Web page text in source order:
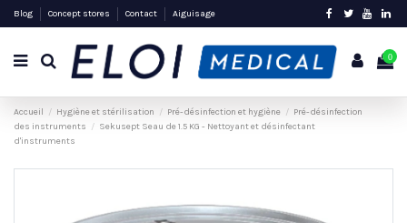
Blog Concept stores Contact Aiguisage
0
Accueil Hygiène et stérilisation Pré-désinfection et hygiène
Pré-désinfection
des instruments
Sekusept Seau de 1.5 KG - Nettoyant et désinfectant
d'instruments